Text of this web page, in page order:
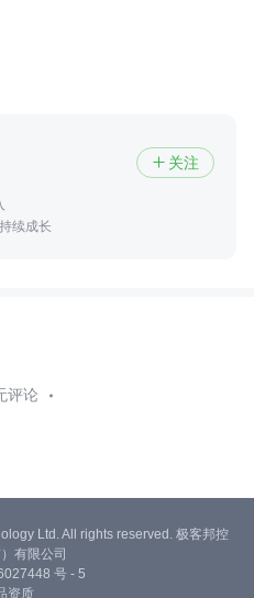
 关注
续成长
评论
Ltd. All rights reserved. 极客邦控
有限公司
号 - 5
资质